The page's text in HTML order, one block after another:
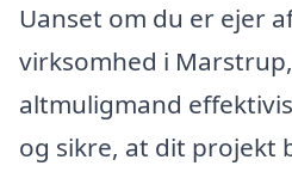
Uanset om du er ejer
virksomhed i
altmuligmand
og sikre, at dit projekt